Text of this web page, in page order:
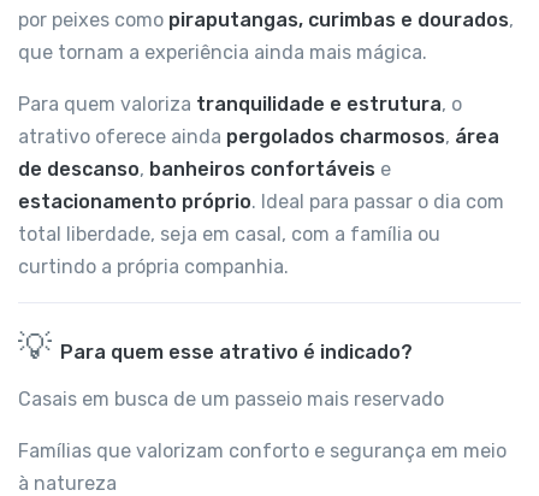
por peixes como piraputangas, curimbas e dourados,
que tornam a experiência ainda mais mágica.
Para quem valoriza tranquilidade e estrutura, o
atrativo oferece ainda pergolados charmosos, área
de descanso, banheiros confortáveis e
estacionamento próprio. Ideal para passar o dia com
total liberdade, seja em casal, com a família ou
curtindo a própria companhia.
💡 Para quem esse atrativo é indicado?
Casais em busca de um passeio mais reservado
Famílias que valorizam conforto e segurança em meio
à natureza